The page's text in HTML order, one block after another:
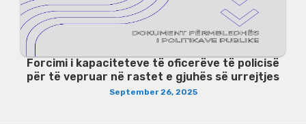
Forcimi i kapaciteteve të oficerëve të policisë
për të vepruar në rastet e gjuhës së urrejtjes
September 26, 2025